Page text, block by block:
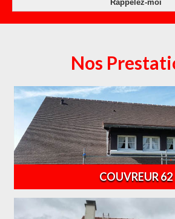
Nos
COUVREUR 62